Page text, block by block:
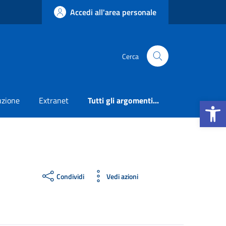
Apri la
Accedi all'area personale
Cerca
Extranet Tutti gli argomenti...
Condividi Vedi azioni